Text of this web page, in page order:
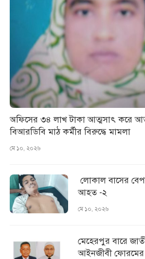
অফিসের ৩৪ লাখ টাকা আত্মসাৎ করে
বিআরডিবি মাঠ কর্মীর বিরুদ্ধে মামলা
মে ১০, ২০২৬
লোকাল বাসের
আহত -২
মে ১০, ২০২৬
মেহেরপুর বারে
আইনজীবী